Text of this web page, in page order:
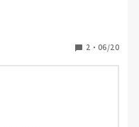
2 ・ 06/20